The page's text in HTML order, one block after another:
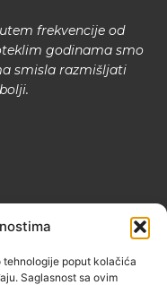
tehnologije poput kolačića
Saglasnost sa ovim
frekvencije od
godinama smo
smisla razmišljati
72000 ZENICA